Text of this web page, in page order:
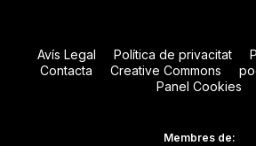
Avís Legal Política de privacitat
Contacta
Creative Commons
Panel Cookies
Membres de: